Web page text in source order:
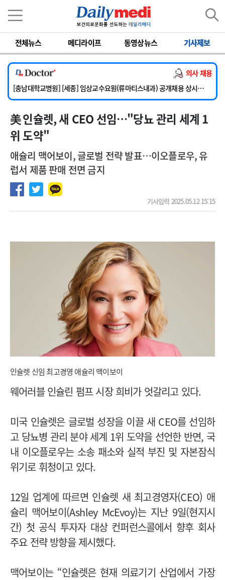
전체뉴스 메디라이프 동영상뉴스 기사제보
의사 채용
[단국대학교병원] 임상전담교원 및 전임의 초빙
[해운대부민병원] [해운대] 2026년 하반기 인턴 모집
[서울아산병원] 건강증진센터 소화기파트 건진교수 초빙
[충남대학교병원] [세종] 임상교수요원(류마티스내과) 공개채용 상시모집
[이대서울병원] 정형외과 일반의 초빙
[단국대학교병원] 임상전담교원 및 전임의 초빙
[해운대부민병원] [해운대] 2026년 하반기 인턴 모집
美 인슐렛, 새 CEO 선임…"당뇨 관리 세계 1
위 도약"
애슐리 맥어보이, 글로벌 전략 발표…이오플로우, 유
럽서 제품 판매 전면 금지
기사입력 2025.05.12 15:15
인슐렛 신임 최고경영 애슐리 맥이보이
웨어러블 인슐린 펌프 시장 희비가 엇갈리고 있다.
미국 인슐렛은 글로벌 성장을 이끌 새 CEO를 선임하
고 당뇨병 관리 분야 세계 1위 도약을 선언한 반면, 국
내 이오플로우는 소송 패소와 실적 부진 및 자본잠식
위기로 휘청이고 있다.
12일 업계에 따르면 인슐렛 새 최고경영자(CEO) 애
슐리 맥어보이(Ashley McEvoy)는 지난 9일(현지시
간) 첫 공식 투자자 대상 컨퍼런스콜에서 향후 회사
주요 전략 방향을 제시했다.
맥어보이는 “인슐렛은 현재 의료기기 산업에서 가장